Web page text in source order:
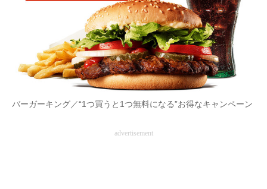
バーガーキング／“1つ買うと1つ無料になる”お得なキャンペーン
advertisement